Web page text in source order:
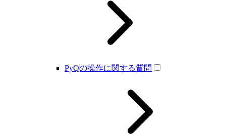
PyQの操作に関する質問